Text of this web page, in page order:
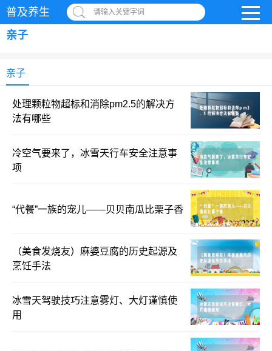
普及养生 请输入关键字词
亲子
亲子
处理颗粒物超标和消除pm2.5的解决方
法有哪些
冷空气要来了，冰雪天行车安全注意事
项
“代餐”一族的宠儿——贝贝南瓜比栗子香
（美食发烧友）麻婆豆腐的历史起源及
烹饪手法
冰雪天驾驶技巧注意雾灯、大灯谨慎使
用